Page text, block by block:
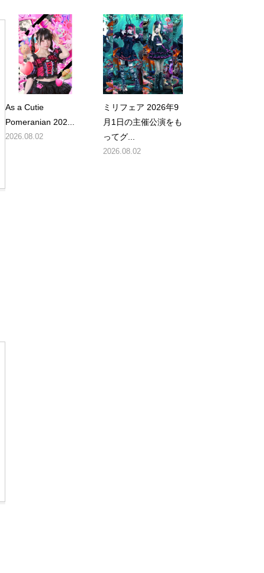
As a Cutie
Pomeranian 202...
2026.08.02
ミリフェア 2026年9
月1日の主催公演をも
ってグ...
2026.08.02